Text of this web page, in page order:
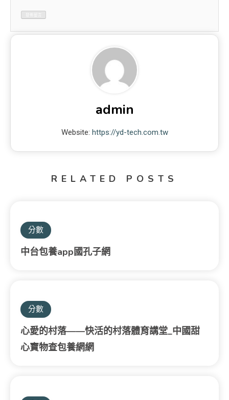
admin
Website: https://yd-tech.com.tw
RELATED POSTS
分數
中台包養app國孔子網
分數
心愛的村落——快活的村落體育講堂_中國甜
心寶物查包養網網